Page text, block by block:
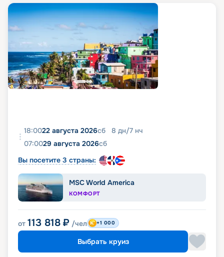
18:0022 августа 2026сб 8 дн/7 нч
07:0029 августа 2026сб
Вы посетите 3 страны:
MSC World America
КОМФОРТ
от 113 818 ₽ /чел +1 000
Выбрать круиз